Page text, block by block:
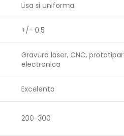
Lisa si uniforma
+/- 0.5
Gravura laser, CNC,
electronica
Excelenta
200-300